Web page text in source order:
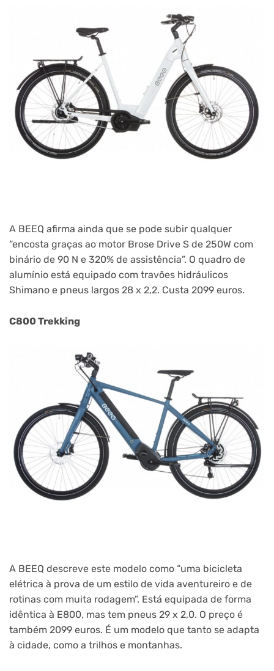
A BEEQ afirma ainda que se pode subir qualquer
“encosta graças ao motor Brose Drive S de 250W com
binário de 90 N e 320% de assistência”. O quadro de
alumínio está equipado com travões hidráulicos
Shimano e pneus largos 28 x 2,2. Custa 2099 euros.
C800 Trekking
A BEEQ descreve este modelo como “uma bicicleta
elétrica à prova de um estilo de vida aventureiro e de
rotinas com muita rodagem”. Está equipada de forma
idêntica à E800, mas tem pneus 29 x 2,0. O preço é
também 2099 euros. É um modelo que tanto se adapta
à cidade, como a trilhos e montanhas.